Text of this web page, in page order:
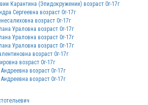
Карантина (Эпидокружении) возраст 0г-17г
Сергеевна возраст 0г-17г
возраст 0г-17г
Ураловна возраст 0г-17г
Ураловна возраст 0г-17г
Ураловна возраст 0г-17г
возраст 0г-17г
возраст 0г-17г
возраст 0г-17г
возраст 0г-17г